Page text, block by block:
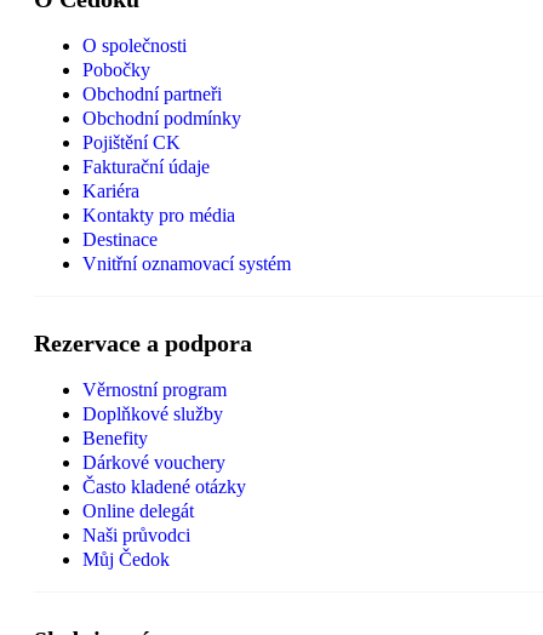
O společnosti
Pobočky
Obchodní partneři
Obchodní podmínky
Pojištění CK
Fakturační údaje
Kariéra
Kontakty pro média
Destinace
Vnitřní oznamovací systém
Rezervace a podpora
Věrnostní program
Doplňkové služby
Benefity
Dárkové vouchery
Často kladené otázky
Online delegát
Naši průvodci
Můj Čedok